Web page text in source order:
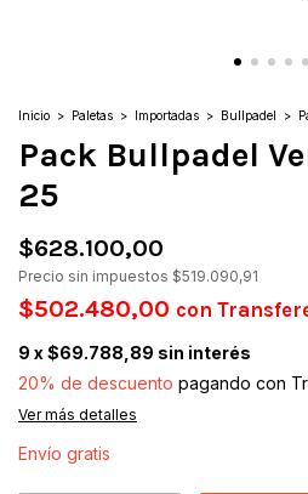
Inicio > Paletas > Importadas > Bullpadel >
Pack Bullpadel
25
$628.100,00
Precio sin impuestos $519.090,91
$502.480,00 con
9 x$69.788,89 sin interés
20% de descuento pagando con
Ver más detalles
Envío gratis